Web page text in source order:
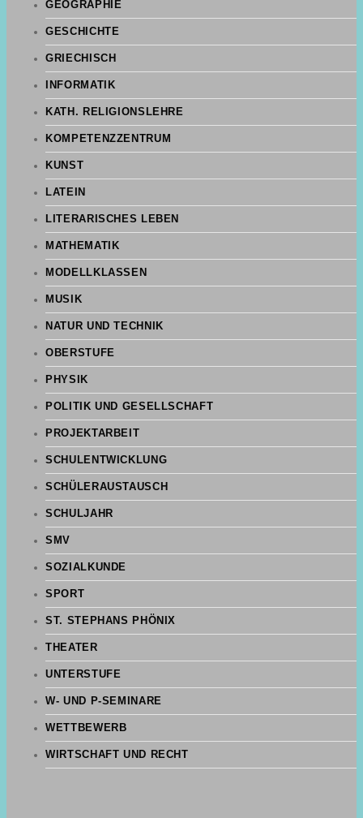
GEOGRAPHIE
GESCHICHTE
GRIECHISCH
INFORMATIK
KATH. RELIGIONSLEHRE
KOMPETENZZENTRUM
KUNST
LATEIN
LITERARISCHES LEBEN
MATHEMATIK
MODELLKLASSEN
MUSIK
NATUR UND TECHNIK
OBERSTUFE
PHYSIK
POLITIK UND GESELLSCHAFT
PROJEKTARBEIT
SCHULENTWICKLUNG
SCHÜLERAUSTAUSCH
SCHULJAHR
SMV
SOZIALKUNDE
SPORT
ST. STEPHANS PHÖNIX
THEATER
UNTERSTUFE
W- UND P-SEMINARE
WETTBEWERB
WIRTSCHAFT UND RECHT